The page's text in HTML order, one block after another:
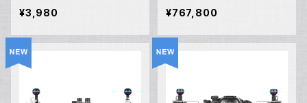
グバッグMS
¥3,980
¥767,800